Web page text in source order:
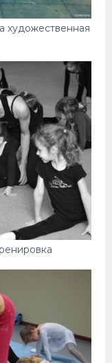
художественная